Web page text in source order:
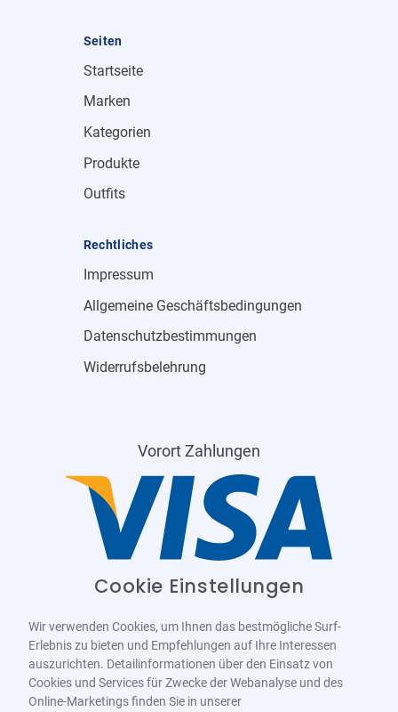
Seiten
Startseite
Marken
Kategorien
Produkte
Outfits
Rechtliches
Impressum
Allgemeine Geschäftsbedingungen
Datenschutzbestimmungen
Widerrufsbelehrung
Vorort Zahlungen
Cookie Einstellungen
Wir verwenden Cookies, um Ihnen das bestmögliche Surf-
Erlebnis zu bieten und Empfehlungen auf Ihre Interessen
auszurichten. Detailinformationen über den Einsatz von
Cookies und Services für Zwecke der Webanalyse und des
Online-Marketings finden Sie in unserer